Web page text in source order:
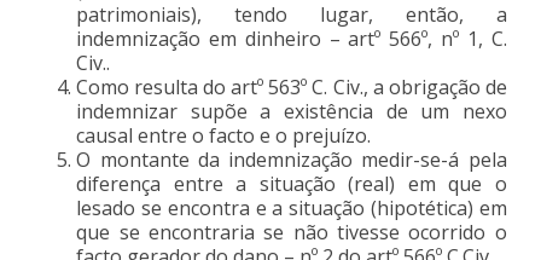
patrimoniais), tendo lugar, então, a
indemnização em dinheiro – artº 566º, nº 1, C.
Civ..
Como resulta do artº 563º C. Civ., a obrigação de
indemnizar supõe a existência de um nexo
causal entre o facto e o prejuízo.
O montante da indemnização medir-se-á pela
diferença entre a situação (real) em que o
lesado se encontra e a situação (hipotética) em
que se encontraria se não tivesse ocorrido o